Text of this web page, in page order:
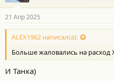
21 Апр 2025
ALEX1962 написал(а):
Больше жаловались на расход
И Танка)